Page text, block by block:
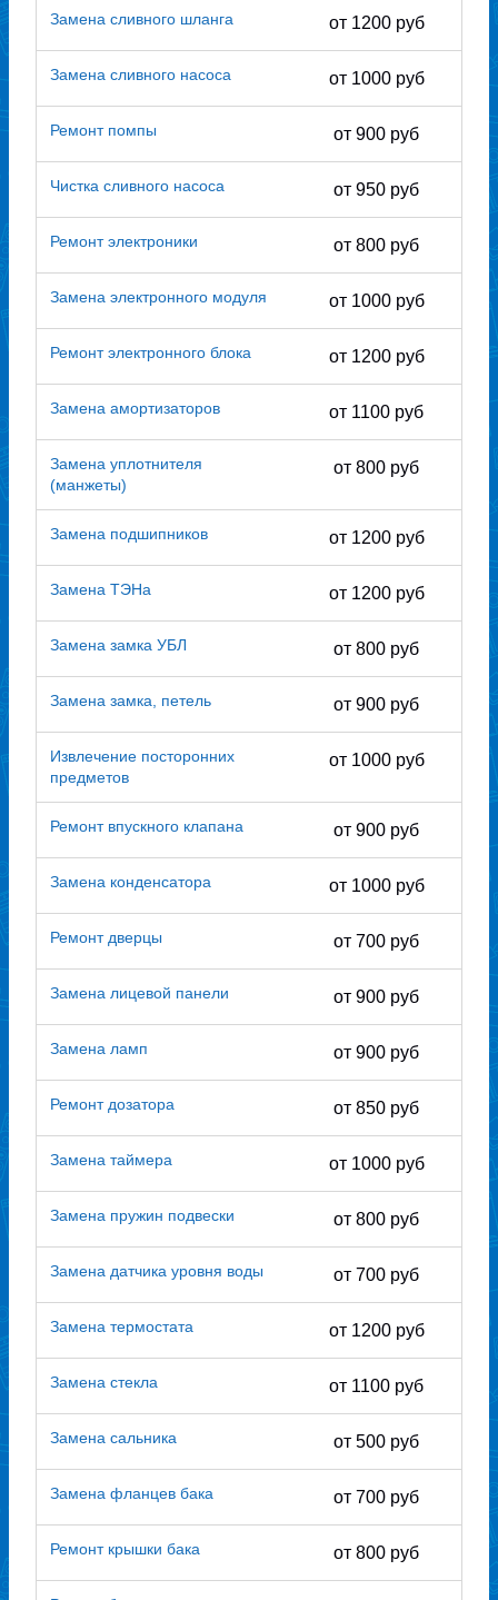
Замена сливного шланга от 1200 руб
Замена сливного насоса от 1000 руб
Ремонт помпы от 900 руб
Чистка сливного насоса от 950 руб
Ремонт электроники от 800 руб
Замена электронного модуля от 1000 руб
Ремонт электронного блока от 1200 руб
Замена амортизаторов от 1100 руб
Замена уплотнителя
(манжеты)
от 800 руб
Замена подшипников от 1200 руб
Замена ТЭНа от 1200 руб
Замена замка УБЛ от 800 руб
Замена замка, петель от 900 руб
Извлечение посторонних
предметов
от 1000 руб
Ремонт впускного клапана от 900 руб
Замена конденсатора от 1000 руб
Ремонт дверцы от 700 руб
Замена лицевой панели от 900 руб
Замена ламп от 900 руб
Ремонт дозатора от 850 руб
Замена таймера от 1000 руб
Замена пружин подвески от 800 руб
Замена датчика уровня воды от 700 руб
Замена термостата от 1200 руб
Замена стекла от 1100 руб
Замена сальника от 500 руб
Замена фланцев бака от 700 руб
Ремонт крышки бака от 800 руб